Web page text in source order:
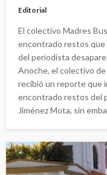
Editorial
El colectivo Madres
encontrado restos
del periodista
Anoche, el colectivo
recibió un reporte que
encontrado restos del
Jiménez Mota, sin